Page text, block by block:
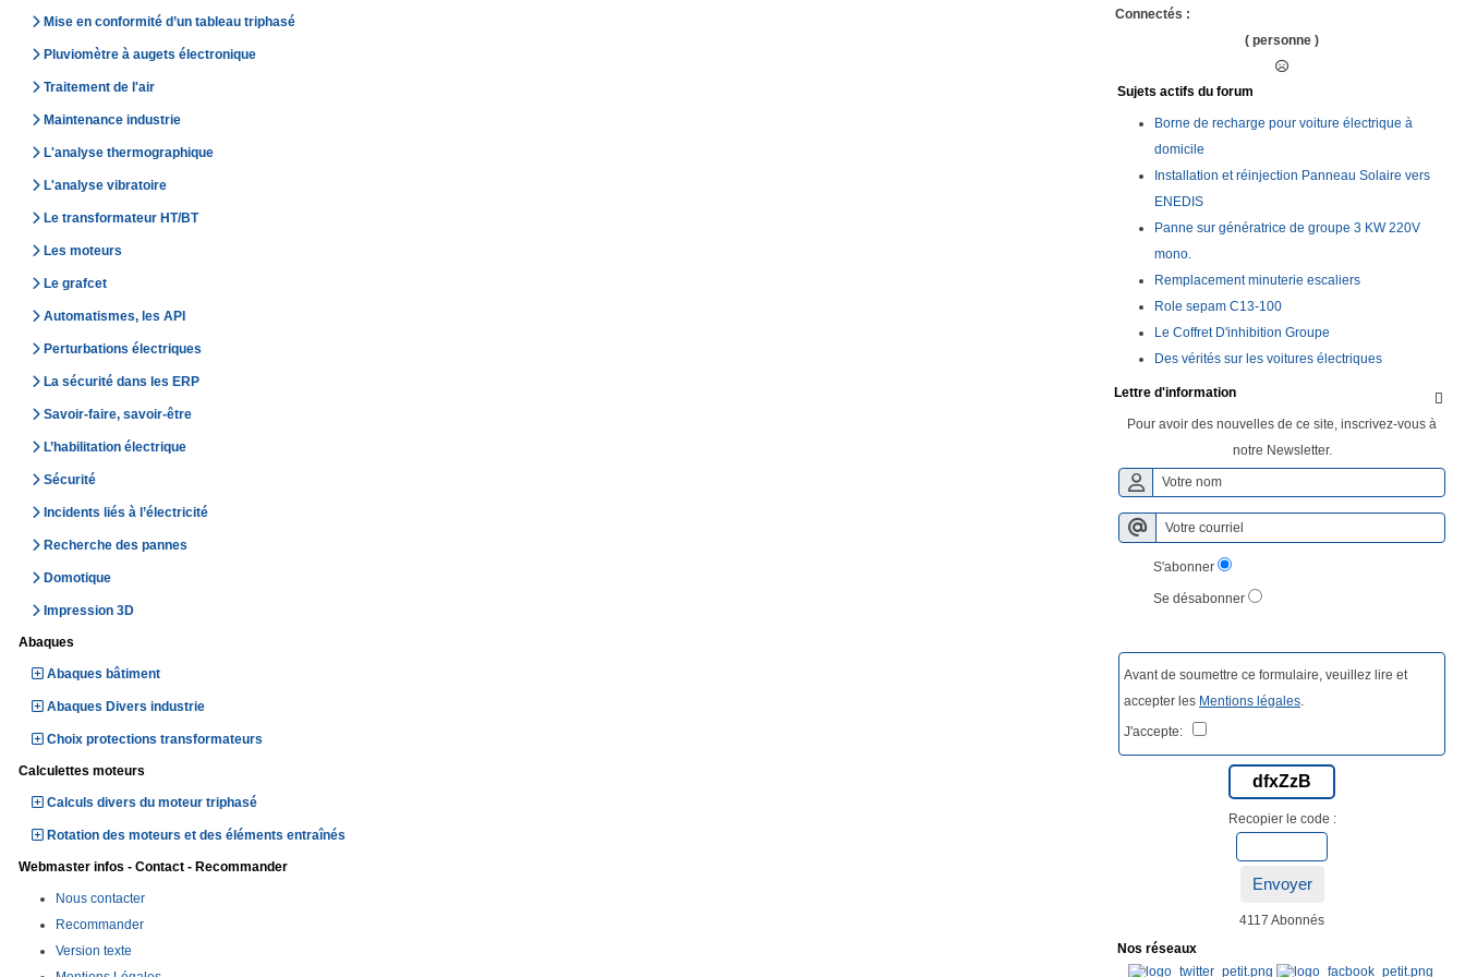
Mise en conformité d’un tableau triphasé
Pluviomètre à augets électronique
Traitement de l'air
Maintenance industrie
L'analyse thermographique
L'analyse vibratoire
Le transformateur HT/BT
Les moteurs
Le grafcet
Automatismes, les API
Perturbations électriques
La sécurité dans les ERP
Savoir-faire, savoir-être
L’habilitation électrique
Sécurité
Incidents liés à l’électricité
Recherche des pannes
Domotique
Impression 3D
Abaques
Abaques bâtiment
Abaques Divers industrie
Choix protections transformateurs
Calculettes moteurs
Calculs divers du moteur triphasé
Rotation des moteurs et des éléments entraînés
Webmaster infos - Contact - Recommander
Nous contacter
Recommander
Version texte
Connectés :
( personne )
Sujets actifs du forum
Borne de recharge pour voiture électrique à
domicile
Installation et réinjection Panneau Solaire vers
ENEDIS
Panne sur génératrice de groupe 3 KW 220V
mono.
Remplacement minuterie escaliers
Role sepam C13-100
Le Coffret D'inhibition Groupe
Des vérités sur les voitures électriques

Lettre d'information
Pour avoir des nouvelles de ce site, inscrivez-vous à
notre Newsletter.
S'abonner
Se désabonner
Avant de soumettre ce formulaire, veuillez lire et
accepter les Mentions légales
J'accepte:
dfxZzB
Recopier le code :
Envoyer
4117 Abonnés
Nos réseaux